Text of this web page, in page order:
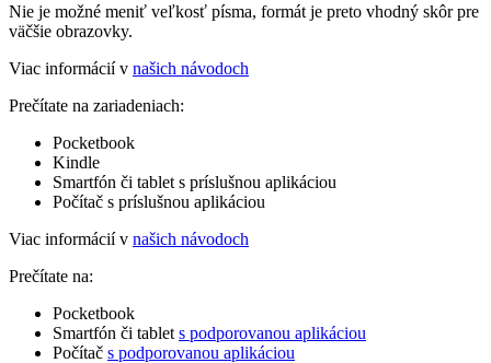
Nie je možné meniť veľkosť písma, formát je preto vhodný skôr pre
väčšie obrazovky.
Viac informácií v našich návodoch
Prečítate na zariadeniach:
Pocketbook
Kindle
Smartfón či tablet s príslušnou aplikáciou
Počítač s príslušnou aplikáciou
Viac informácií v našich návodoch
Prečítate na:
Pocketbook
Smartfón či tablet s podporovanou aplikáciou
Počítač s podporovanou aplikáciou